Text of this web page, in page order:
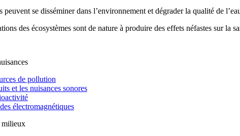
peuvent se disséminer dans l’environnement et dégrader la qualité de
des écosystèmes sont de nature à produire des effets néfastes sur la
de pollution
et les nuisances sonores
électromagnétiques
milieux